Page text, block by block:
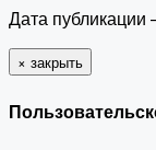
Дата публикации
× закрыть